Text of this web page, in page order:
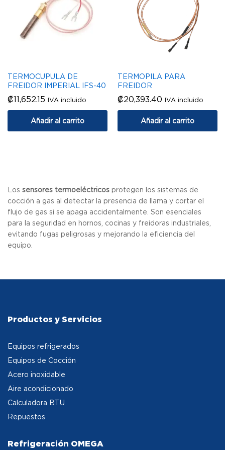
TERMOCUPULA DE
FREIDOR IMPERIAL IFS-40
₡11,652.15 IVA incluido
Añadir al carrito
TERMOPILA PARA
FREIDOR
₡20,393.40 IVA incluido
Añadir al carrito
Los sensores termoeléctricos protegen los sistemas de
cocción a gas al detectar la presencia de llama y cortar el
flujo de gas si se apaga accidentalmente. Son esenciales
para la seguridad en hornos, cocinas y freidoras industriales,
evitando fugas peligrosas y mejorando la eficiencia del
equipo.
Productos y Servicios
Equipos refrigerados
Equipos de Cocción
Acero inoxidable
Aire acondicionado
Calculadora BTU
Repuestos
Refrigeración OMEGA